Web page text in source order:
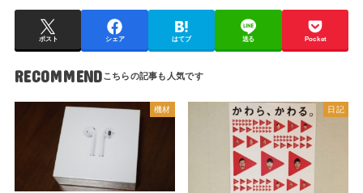
ポスト シェア はてブ 送る Pocket
RECOMMEND
機材 日記